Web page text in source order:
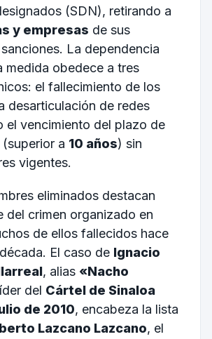
(SDN), retirando a
y empresas de sus
La dependencia
medida obedece a tres
el fallecimiento de los
desarticulación de redes
el vencimiento del plazo de
a 10 años) sin
vigentes.
eliminados destacan
del crimen organizado en
de ellos fallecidos hace
El caso de Ignacio
, alias «Nacho
del Cártel de Sinaloa
de 2010, encabeza la lista
Lazcano Lazcano, el